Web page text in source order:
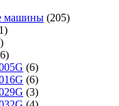
машины (205)
(6)
(6)
(3)